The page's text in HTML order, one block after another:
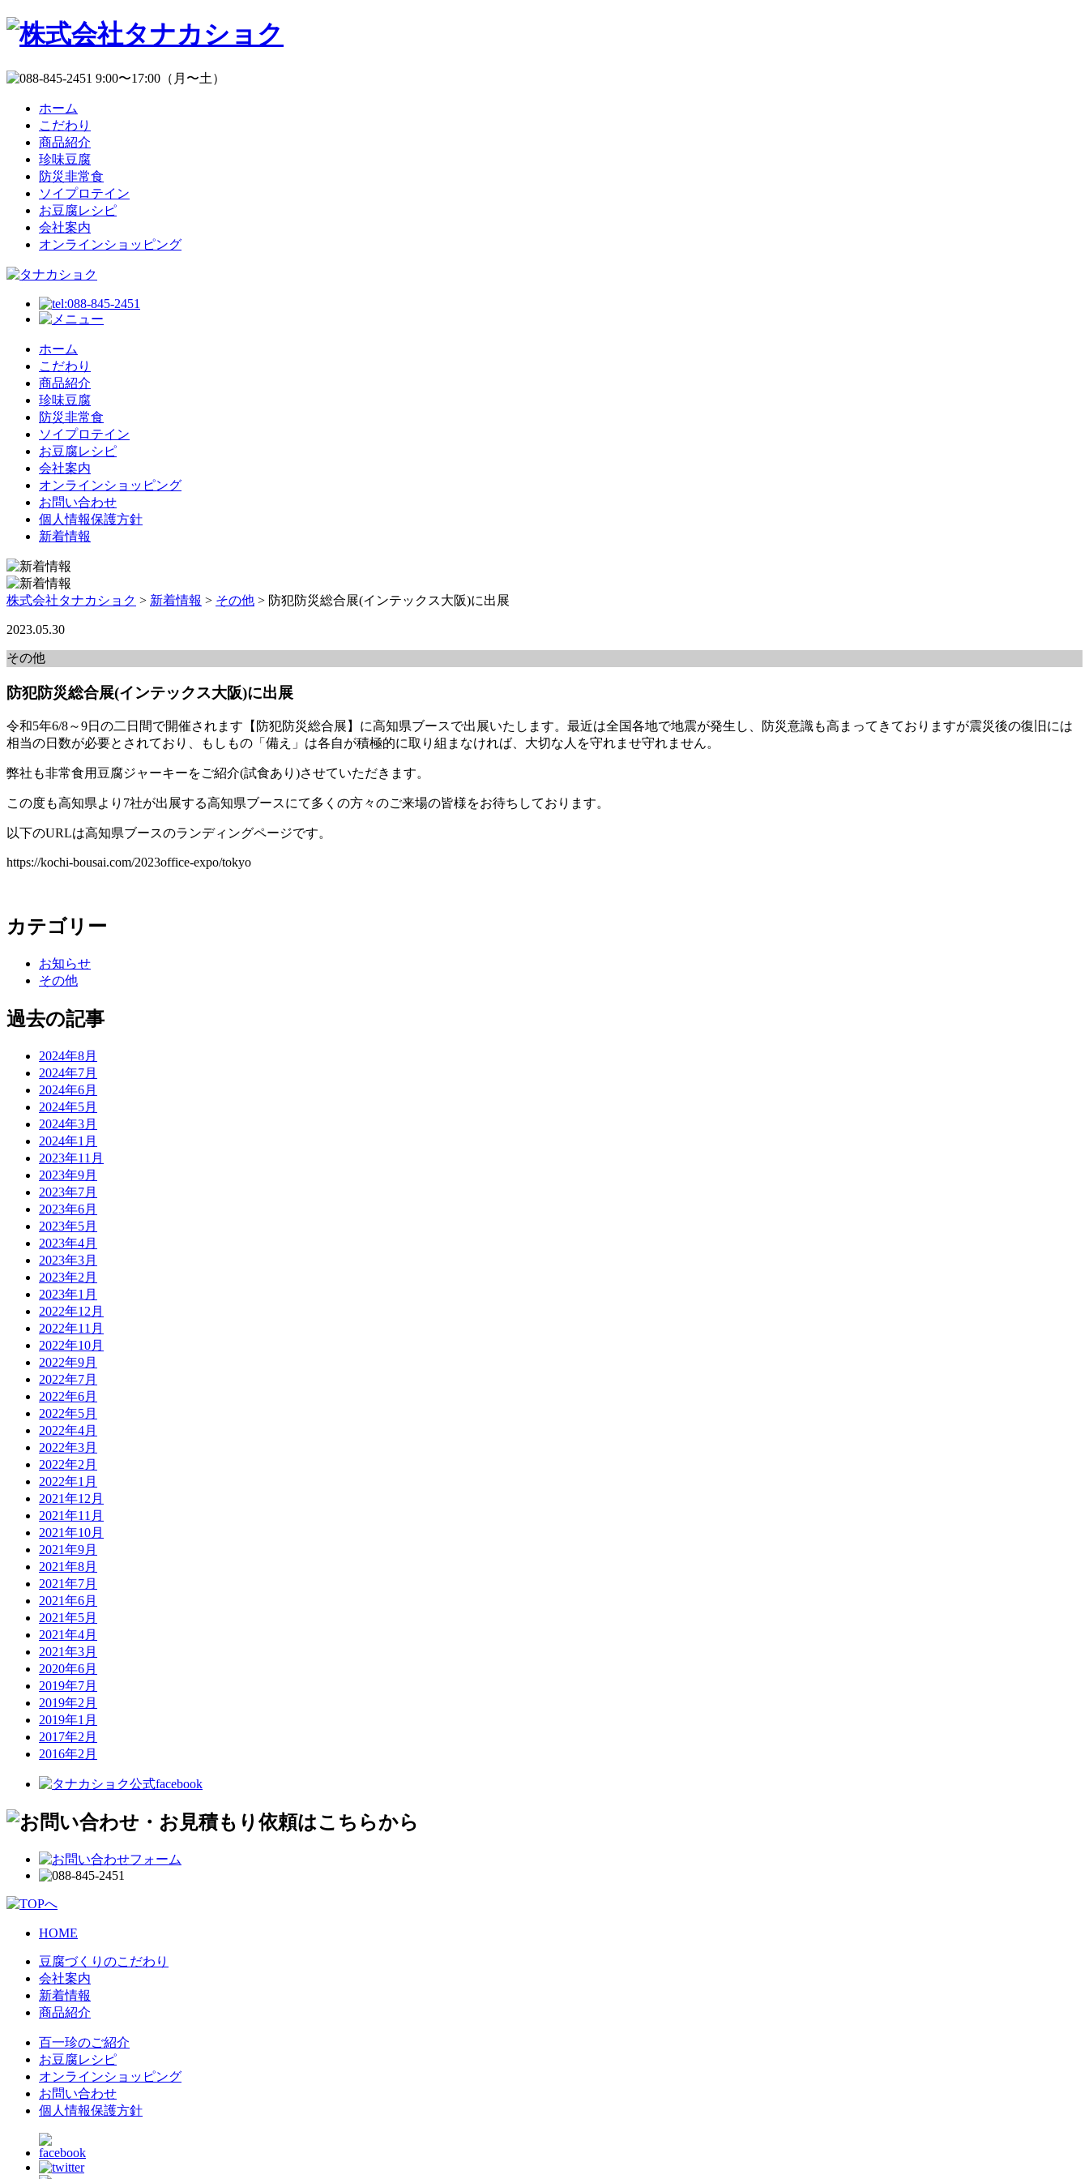
ホーム
こだわり
商品紹介
珍味豆腐
防災非常食
ソイプロテイン
お豆腐レシピ
会社案内
オンラインショッピング
ホーム
こだわり
商品紹介
珍味豆腐
防災非常食
ソイプロテイン
お豆腐レシピ
会社案内
オンラインショッピング
お問い合わせ
個人情報保護方針
新着情報
株式会社タナカショク > 新着情報 > その他 > 防犯防災総合展(インテックス大阪)に出展
2023.05.30
その他
防犯防災総合展(インテックス大阪)に出展
令和5年6/8～9日の二日間で開催されます【防犯防災総合展】に高知県ブースで出展いたします。最近は全国各地で地震が発生し、防災意識も高まってきておりますが震災後の復旧には
相当の日数が必要とされており、もしもの「備え」は各自が積極的に取り組まなければ、大切な人を守れませ守れません。
弊社も非常食用豆腐ジャーキーをご紹介(試食あり)させていただきます。
この度も高知県より7社が出展する高知県ブースにて多くの方々のご来場の皆様をお待ちしております。
以下のURLは高知県ブースのランディングページです。
https://kochi-bousai.com/2023office-expo/tokyo
カテゴリー
お知らせ
その他
過去の記事
2024年8月
2024年7月
2024年6月
2024年5月
2024年3月
2024年1月
2023年11月
2023年9月
2023年7月
2023年6月
2023年5月
2023年4月
2023年3月
2023年2月
2023年1月
2022年12月
2022年11月
2022年10月
2022年9月
2022年7月
2022年6月
2022年5月
2022年4月
2022年3月
2022年2月
2022年1月
2021年12月
2021年11月
2021年10月
2021年9月
2021年8月
2021年7月
2021年6月
2021年5月
2021年4月
2021年3月
2020年6月
2019年7月
2019年2月
2019年1月
2017年2月
2016年2月
HOME
豆腐づくりのこだわり
会社案内
新着情報
商品紹介
百一珍のご紹介
お豆腐レシピ
オンラインショッピング
お問い合わせ
個人情報保護方針